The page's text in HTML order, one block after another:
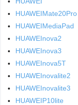
HUAWEIMate20Pro
HUAWEIMediaPad
HUAWEInova2
HUAWEInova3
HUAWEInova5T
HUAWEInovalite2
HUAWEInovalite3
HUAWEIP10lite